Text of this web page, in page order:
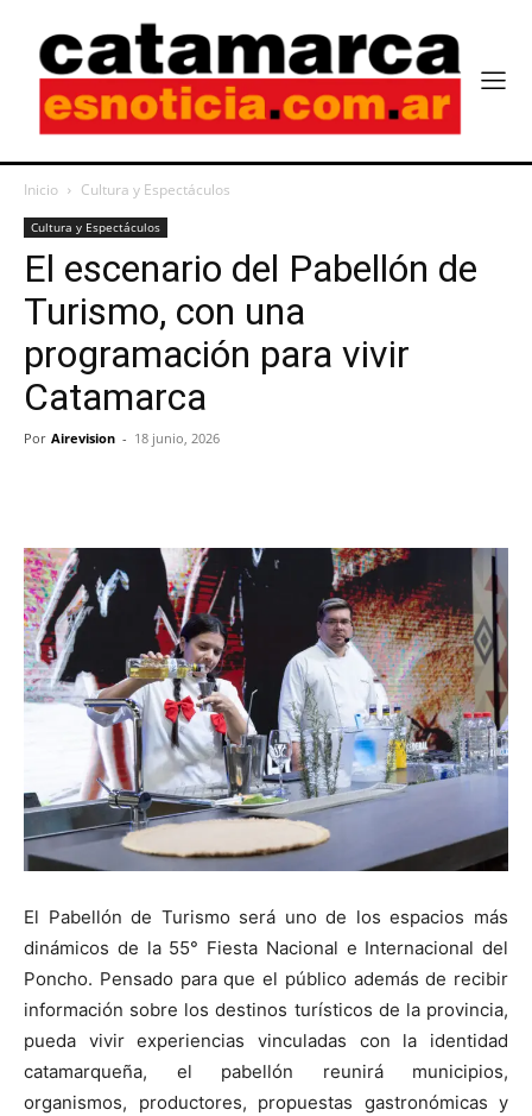
Inicio Cultura y Espectáculos
Cultura y Espectáculos
El escenario del Pabellón de
Turismo, con una
programación para vivir
Catamarca
Por Airevision - 18 junio, 2026
El Pabellón de Turismo será uno de los espacios más
dinámicos de la 55° Fiesta Nacional e Internacional del
Poncho. Pensado para que el público además de recibir
información sobre los destinos turísticos de la provincia,
pueda vivir experiencias vinculadas con la identidad
catamarqueña, el pabellón reunirá municipios,
organismos, productores, propuestas gastronómicas y